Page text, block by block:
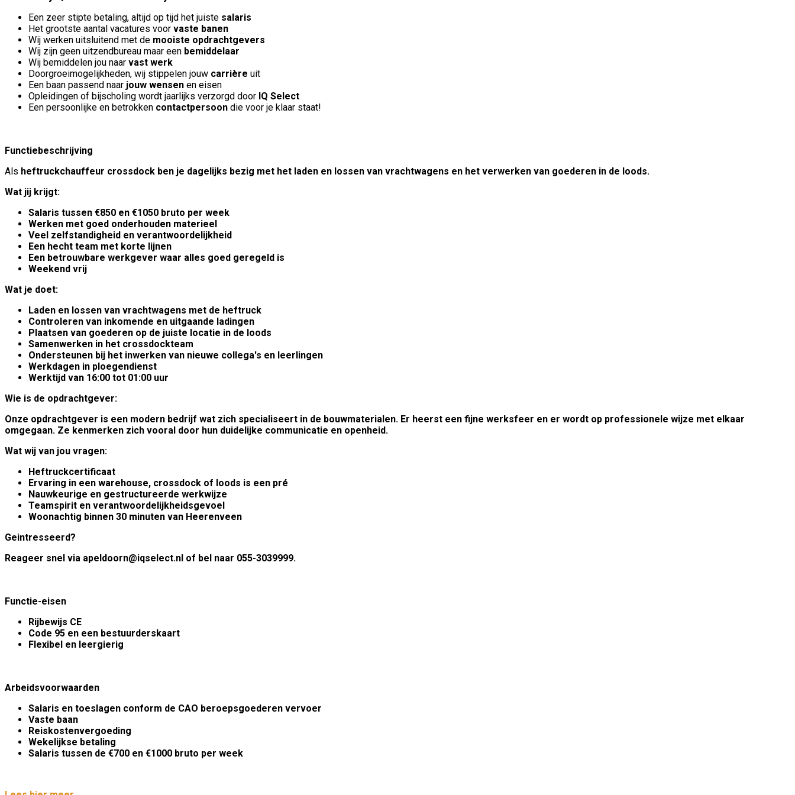
Een zeer stipte betaling, altijd op tijd het juiste salaris
Het grootste aantal vacatures voor vaste banen
Wij werken uitsluitend met de mooiste opdrachtgevers
Wij zijn geen uitzendbureau maar een bemiddelaar
Wij bemiddelen jou naar vast werk
Doorgroeimogelijkheden, wij stippelen jouw carrière uit
Een baan passend naar jouw wensen en eisen
Opleidingen of bijscholing wordt jaarlijks verzorgd door IQ Select
Een persoonlijke en betrokken contactpersoon die voor je klaar staat!
Functiebeschrijving
Als heftruckchauffeur crossdock ben je dagelijks bezig met het laden en lossen van vrachtwagens en het verwerken van goederen in de loods.
Wat jij krijgt:
Salaris tussen €850 en €1050 bruto per week
Werken met goed onderhouden materieel
Veel zelfstandigheid en verantwoordelijkheid
Een hecht team met korte lijnen
Een betrouwbare werkgever waar alles goed geregeld is
Weekend vrij
Wat je doet:
Laden en lossen van vrachtwagens met de heftruck
Controleren van inkomende en uitgaande ladingen
Plaatsen van goederen op de juiste locatie in de loods
Samenwerken in het crossdockteam
Ondersteunen bij het inwerken van nieuwe collega's en leerlingen
Werkdagen in ploegendienst
Werktijd van 16:00 tot 01:00 uur
Wie is de opdrachtgever:
Onze opdrachtgever is een modern bedrijf wat zich specialiseert in de bouwmaterialen. Er heerst een fijne werksfeer en er wordt op professionele wijze met elkaar
omgegaan. Ze kenmerken zich vooral door hun duidelijke communicatie en openheid.
Wat wij van jou vragen:
Heftruckcertificaat
Ervaring in een warehouse, crossdock of loods is een pré
Nauwkeurige en gestructureerde werkwijze
Teamspirit en verantwoordelijkheidsgevoel
Woonachtig binnen 30 minuten van Heerenveen
Geintresseerd?
Reageer snel via apeldoorn@iqselect.nl of bel naar 055-3039999.
Functie-eisen
Rijbewijs CE
Code 95 en een bestuurderskaart
Flexibel en leergierig
Arbeidsvoorwaarden
Salaris en toeslagen conform de CAO beroepsgoederen vervoer
Vaste baan
Reiskostenvergoeding
Wekelijkse betaling
Salaris tussen de €700 en €1000 bruto per week